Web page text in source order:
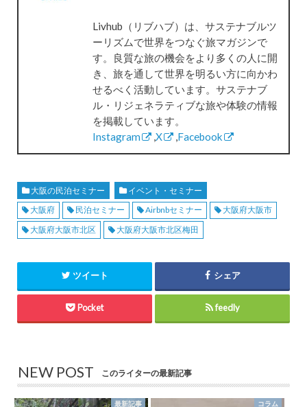
Livhub（リブハブ）は、サステナブルツ
ーリズムで世界をつなぐ旅マガジンで
す。良質な旅の機会をより多くの人に開
き、旅を通して世界を明るい方に向かわ
せるべく活動しています。サステナブ
ル・リジェネラティブな旅や体験の情報
を掲載しています。
Instagram
X Facebook
大阪の民泊セミナー
イベント・セミナー
大阪府
民泊セミナー Airbnbセミナー
大阪府大阪市
大阪府大阪市北区
大阪府大阪市北区梅田
ツイート シェア
Pocket feedly
NEW POST このライターの最新記事
最新記事 コラム